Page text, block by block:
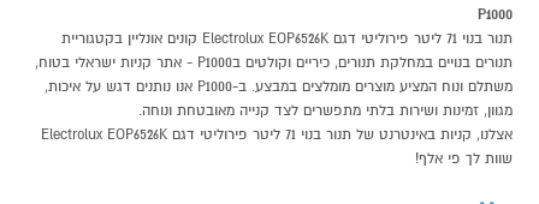
P1000
תנור בנוי 71 ליטר פירוליטי דגם Electrolux EOP6526K קונים אונליין בקטגוריית
תנורים בנויים במחלקת תנורים, כיריים וקולטים בP1000 - אתר קניות ישראלי בטוח,
משתלם ונוח המציע מוצרים מומלצים במבצע. ב-P1000 אנו נותנים דגש על איכות,
מגוון, זמינות ושירות בלתי מתפשרים לצד קנייה מאובטחת ונוחה.
אצלנו, קניות באינטרנט של תנור בנוי 71 ליטר פירוליטי דגם Electrolux EOP6526K
שוות לך פי אלף!